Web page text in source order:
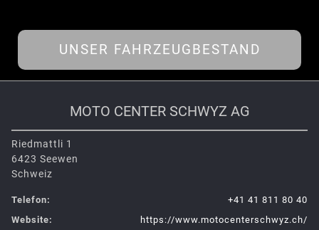
UNSER FAHRZEUGBESTAND
MOTO CENTER SCHWYZ AG
Riedmattli 1
6423 Seewen
Schweiz
Telefon:
+41 41 811 80 40
Website:
https://www.motocenterschwyz.ch/